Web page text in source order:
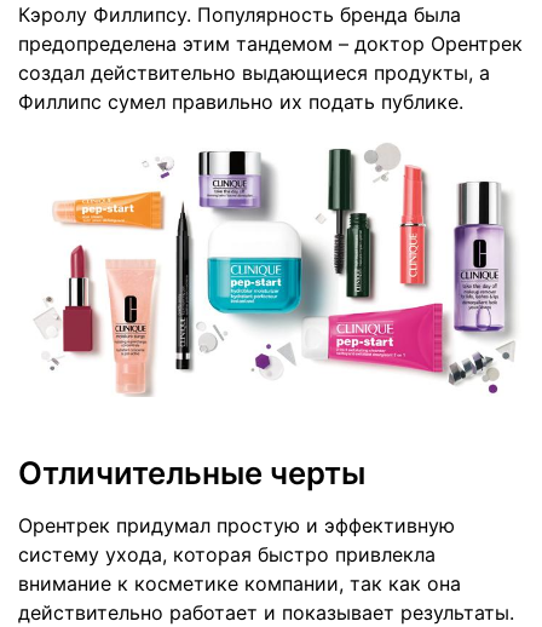
Кэролу Филлипсу. Популярность бренда была
предопределена этим тандемом – доктор Орентрек
создал действительно выдающиеся продукты, а
Филлипс сумел правильно их подать публике.
Отличительные черты
Орентрек придумал простую и эффективную
систему ухода, которая быстро привлекла
внимание к косметике компании, так как она
действительно работает и показывает результаты.